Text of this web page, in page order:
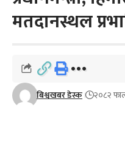
मतदानस्थल
बिश्वखबर डेस्क २०८२